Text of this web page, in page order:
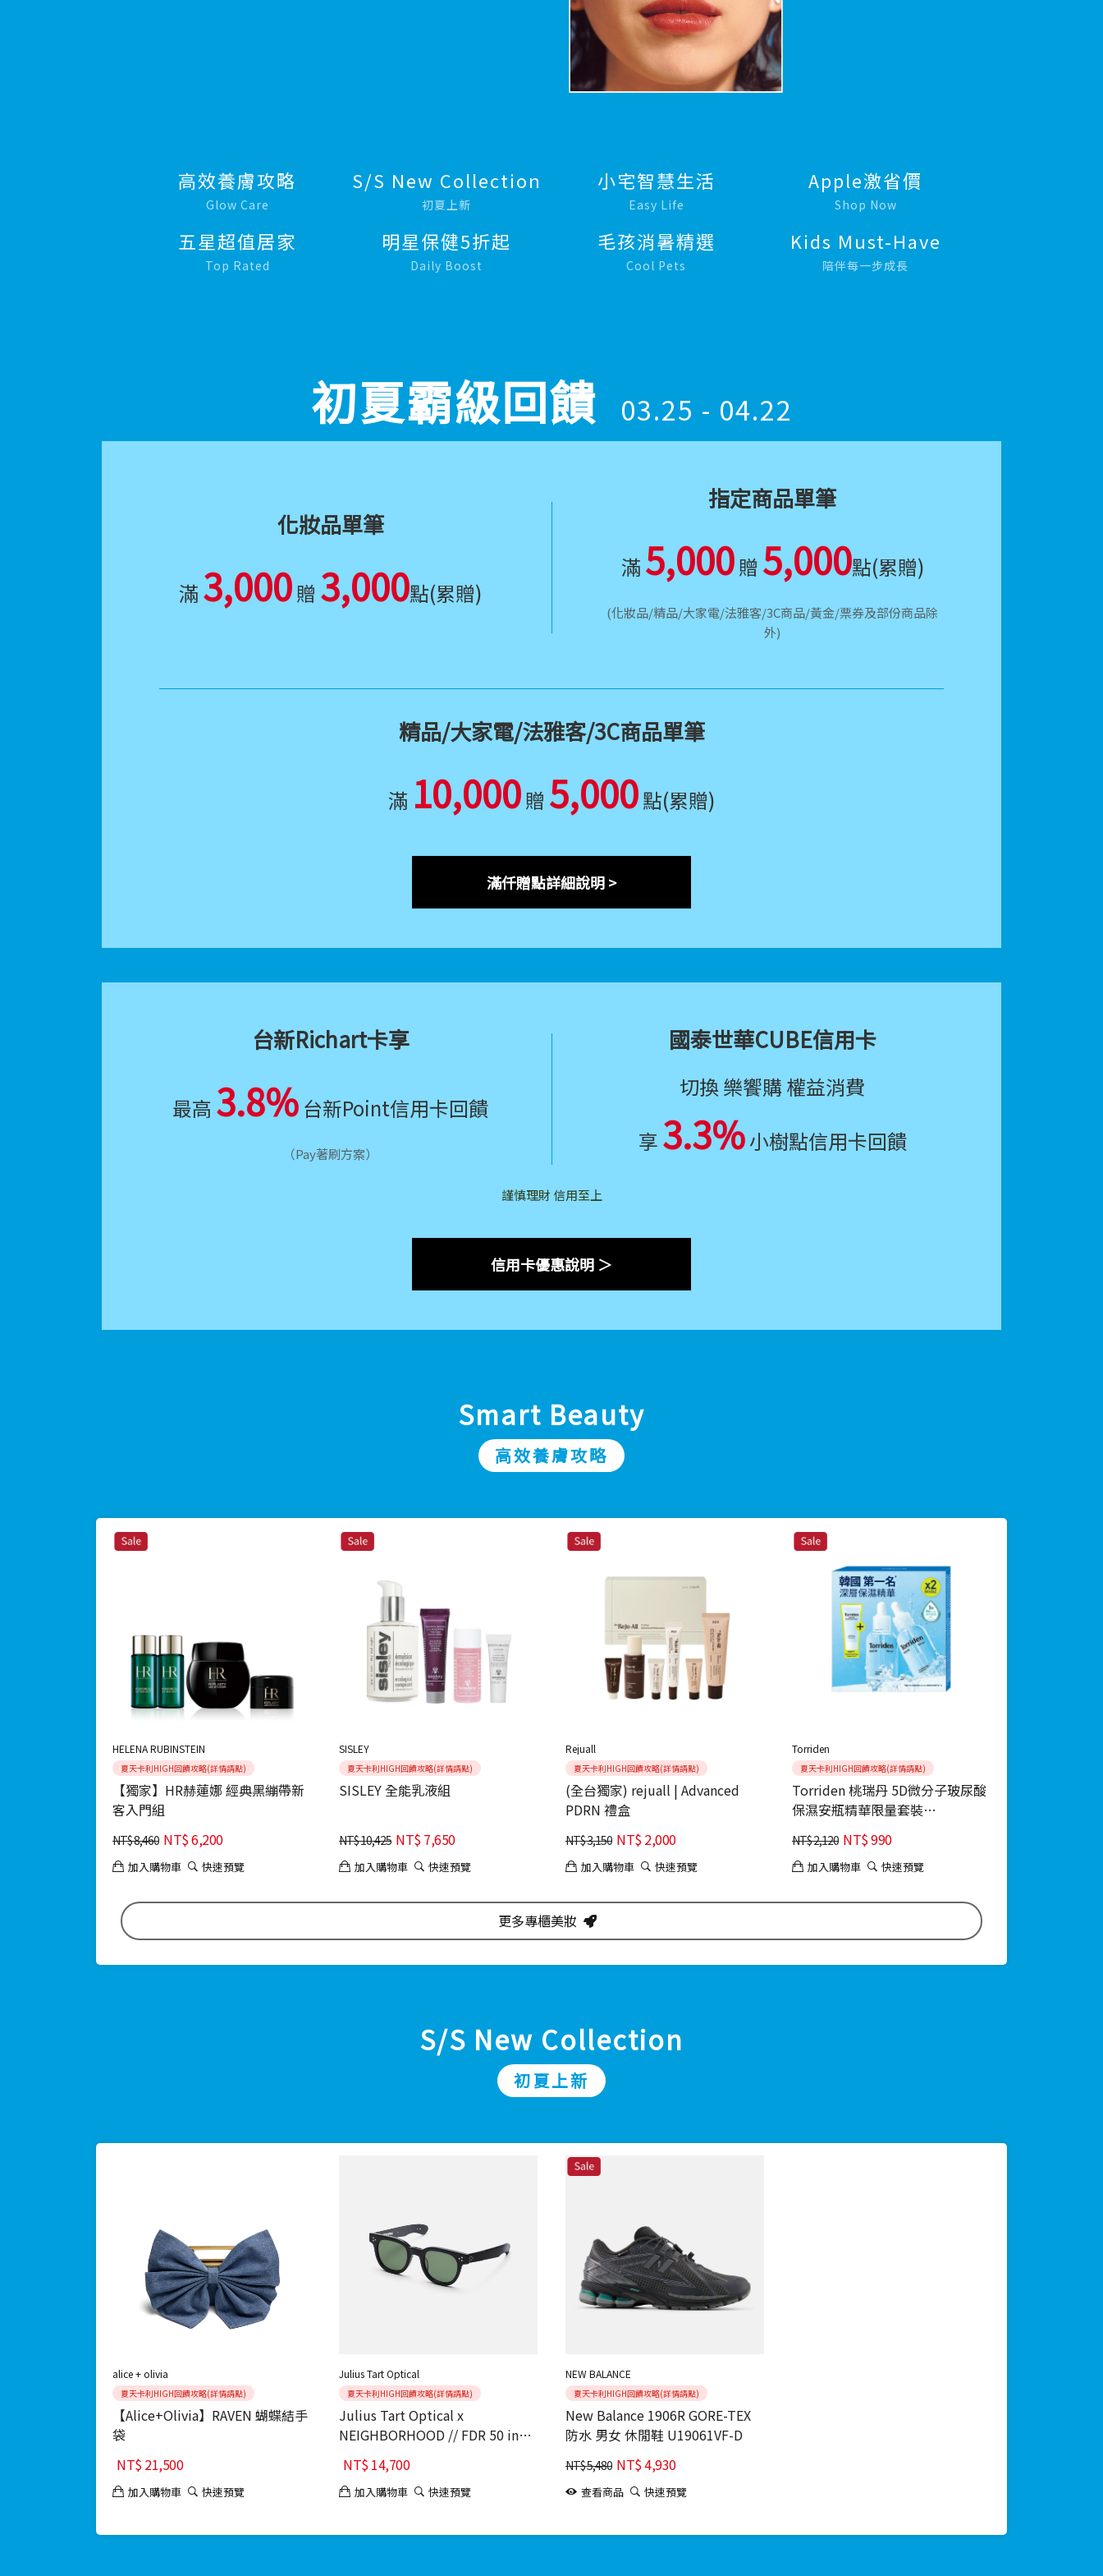
高效養膚攻略
Glow Care
S/S New Collection
初夏上新
小宅智慧生活
Easy Life
Apple激省價
Shop Now
五星超值居家
Top Rated
明星保健5折起
Daily Boost
毛孩消暑精選
Cool Pets
Kids Must-Have
陪伴每一步成長
初夏霸級回饋 03.25 - 04.22
化妝品單筆
滿 3,000 贈 3,000點(累贈)
指定商品單筆
滿 5,000贈 5,000點(累贈)
(化妝品/精品/大家電/法雅客/3C商品/黃金/票券及部份商品除
外)
精品/大家電/法雅客/3C商品單筆
滿 10,000 贈 5,000點(累贈)
滿仟贈點詳細說明 >
台新Richart卡享
最高 3.8% 台新Point信用卡回饋
（Pay著刷方案）
國泰世華CUBE信用卡
切換 樂饗購 權益消費
享 3.3%小樹點信用卡回饋
謹慎理財 信用至上
信用卡優惠說明 ＞
Smart Beauty
高效養膚攻略
HELENA RUBINSTEIN
夏天卡利HIGH回饋攻略(詳情請點)
【獨家】HR赫蓮娜 經典黑繃帶新
客入門組
NT$8,460 NT$6,200
加入購物車 快速預覽
SISLEY
夏天卡利HIGH回饋攻略(詳情請點)
SISLEY 全能乳液組
NT$10,425 NT$7,650
加入購物車 快速預覽
Rejuall
夏天卡利HIGH回饋攻略(詳情請點)
(全台獨家) rejuall | Advanced
PDRN 禮盒
NT$3,150 NT$2,000
加入購物車 快速預覽
Torriden
夏天卡利HIGH回饋攻略(詳情請點)
Torriden 桃瑞丹 5D微分子玻尿酸
保濕安瓶精華限量套裝
(50ML+50ML+20ML)
NT$2,120 NT$990
加入購物車 快速預覽
更多專櫃美妝
S/S New Collection
初夏上新
alice + olivia
夏天卡利HIGH回饋攻略(詳情請點)
【Alice+Olivia】RAVEN 蝴蝶結手
袋
NT$21,500
加入購物車 快速預覽
Julius Tart Optical
夏天卡利HIGH回饋攻略(詳情請點)
Julius Tart Optical x
NEIGHBORHOOD // FDR 50 in
Black x Green
NT$14,700
加入購物車 快速預覽
NEW BALANCE
夏天卡利HIGH回饋攻略(詳情請點)
New Balance 1906R GORE-TEX
防水 男女 休閒鞋 U19061VF-D
NT$5,480 NT$4,930
查看商品 快速預覽